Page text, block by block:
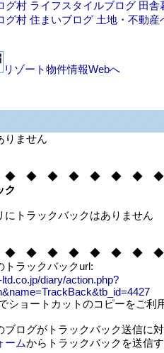
リゾート物件情報Webへ
りません
◆ ◆ ◆ ◆ ◆ ◆ ◆
ク
にトラックバックはありません
◆ ◆ ◆ ◆ ◆ ◆ ◆
トラックバックurl:
diary/action.php?
ショートカットのコピーをご利
ブログがトラックバック送信に
ームからトラックバックを送信